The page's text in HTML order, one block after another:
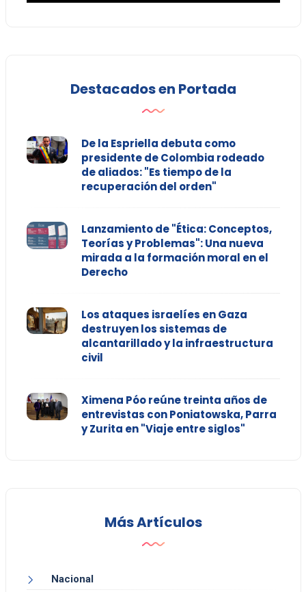
Destacados en Portada
De la Espriella debuta como
presidente de Colombia rodeado
de aliados: "Es tiempo de la
recuperación del orden"
Lanzamiento de "Ética: Conceptos,
Teorías y Problemas": Una nueva
mirada a la formación moral en el
Derecho
Los ataques israelíes en Gaza
destruyen los sistemas de
alcantarillado y la infraestructura
civil
Ximena Póo reúne treinta años de
entrevistas con Poniatowska, Parra
y Zurita en "Viaje entre siglos"
Más Artículos
Nacional